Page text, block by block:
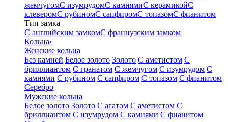
жемчугомС изумрудомС камнямиС керамикойС
клеверомС рубиномС сапфиромС топазомС фианитом
Тип замка
С английским замкомС французским замком
Кольца›
Женские кольца
Без камней Белое золото Золото С аметистом С
бриллиантом С гранатом С жемчугом С изумрудом С
камнями С рубином С сапфиром С топазом С фианитом
Серебро
Мужские кольца
Белое золото Золото С агатом С аметистом С
бриллиантом С изумрудом С камнями С фианитом